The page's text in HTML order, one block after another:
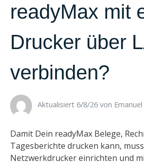
readyMax mit
Drucker über
verbinden?
Aktualisiert 6/8/26 ​von Emanuel
Damit Dein readyMax Belege,
Tagesberichte drucken kann,
Netzwerkdrucker einrichten und